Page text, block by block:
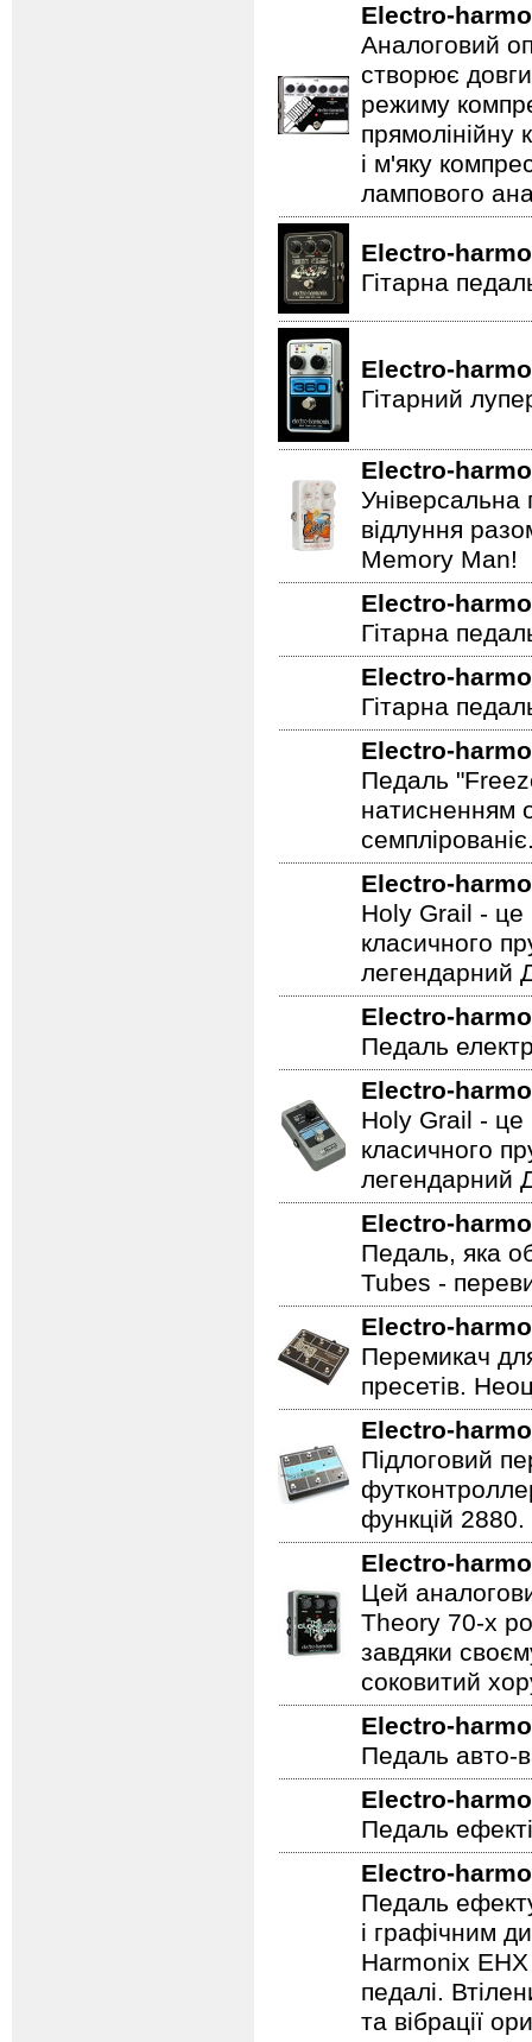
Electro-
Аналоговий
створює
режиму
прямолінійну
і м'яку
лампового
Electro-
Гітарна
Electro-
Гітарний
Electro-
Універсальна
відлуння
Memory Man!
Electro-
Гітарна
Electro-
Гітарна
Electro-
Педаль
натисненням
Electro-
Holy Grail - це
класичного
легендарний
Electro-
Педаль
Electro-
Holy Grail - це
класичного
легендарний
Electro-
Педаль, яка
Tubes -
Electro-
Перемикач
пресетів.
Electro-
Підлоговий
функцій 2880.
Electro-
Цей
Theory 70-х
завдяки
соковитий
Electro-
Педаль авто-
Electro-
Педаль
Electro-
Педаль
і графічним
Harmonix